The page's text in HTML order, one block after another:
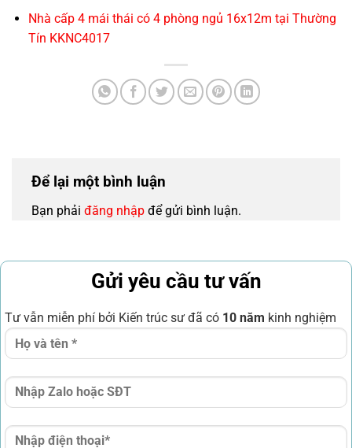
Nhà cấp 4 mái thái có 4 phòng ngủ 16x12m tại Thường
Tín KKNC4017
Để lại một bình luận
Bạn phải đăng nhập để gửi bình luận.
Gửi yêu cầu tư vấn
Tư vẫn miễn phí bởi Kiến trúc sư đã có 10 năm kinh nghiệm